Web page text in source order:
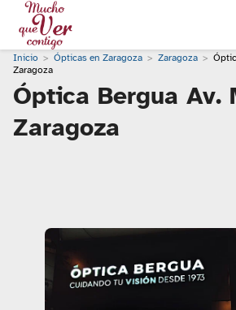
Inicio Ópticas en Zaragoza Zaragoza
Zaragoza
Óptica Bergua Av.
Zaragoza